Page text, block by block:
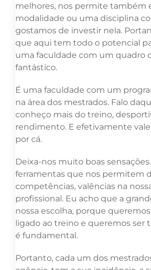
melhores, nos permite também
modalidade ou uma disciplina
gostamos de investir nela.
que aqui tem todo o potencial
uma faculdade com um quadro
fantástico.
É uma faculdade com um
na área dos mestrados. Falo
conheço mais do treino,
rendimento. E efetivamente vale
por cá.
Deixa-nos muito boas
ferramentas que nos permitem
competências, valências na
profissional. Eu acho que a
nossa escolha, porque
ligado ao treino e queremos ser
é fundamental.
Portanto, cada um dos